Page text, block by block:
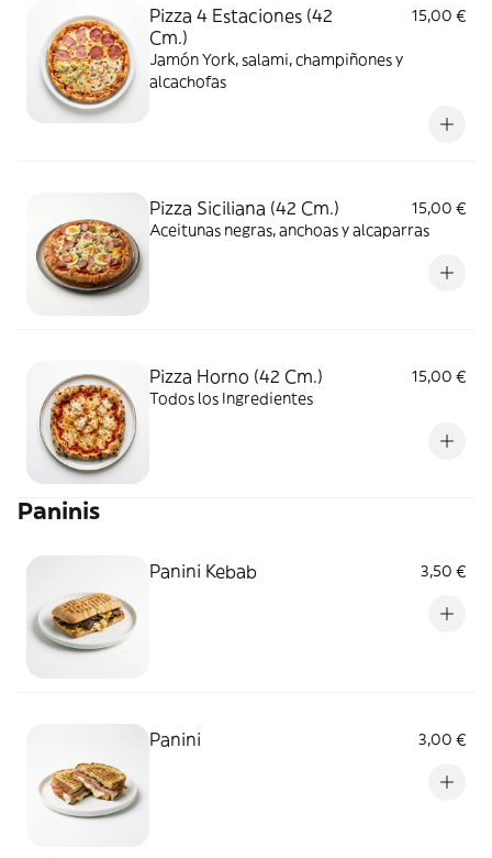
Pizza 4 Estaciones (42
Cm.)
15,00 €
Jamón York, salami, champiñones y
alcachofas
Pizza Siciliana (42 Cm.)
15,00 €
Aceitunas negras, anchoas y alcaparras
Pizza Horno (42 Cm.)
15,00 €
Todos los Ingredientes
Paninis
Panini Kebab 3,50 €
Panini 3,00 €